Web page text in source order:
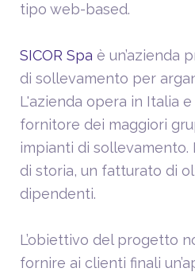
tipo web-based.
SICOR Spa è un’azienda
di sollevamento per
L'azienda opera in Italia
fornitore dei maggiori
impianti di sollevamento.
di storia, un fatturato di
dipendenti.
L’obiettivo del progetto
fornire ai clienti finali